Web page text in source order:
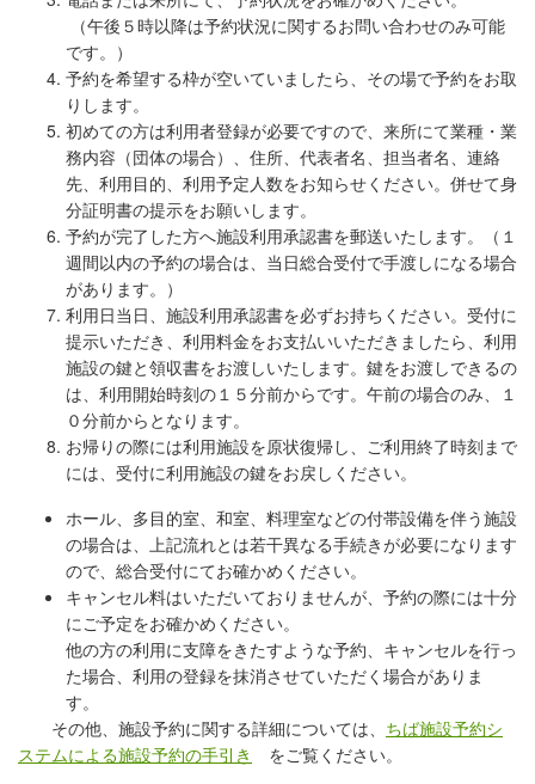
（午後５時以降は予約状況に関するお問い合わせのみ可能
です。）
予約を希望する枠が空いていましたら、その場で予約をお取
りします。
初めての方は利用者登録が必要ですので、来所にて業種・業
務内容（団体の場合）、 住所、代表者名、担当者名、連絡
先、利用目的、利用予定人数をお知らせください。併せて身
分証明書の提示をお願いします。
予約が完了した方へ施設利用承認書を郵送いたします。（１
週間以内の予約の場合は、当日総合受付で手渡しになる場合
があります。）
利用日当日、 施設利用承認書を必ずお持ちください。 受付に
提示いただき、利用料金をお支払いいただきましたら、利用
施設の鍵と領収書をお渡しいたします。鍵をお渡しできるの
は、利用開始時刻の１５分前からです。午前の場合のみ、
１
０分前からとなります。
お帰りの際には利用施設を原状復帰し、 ご利用終了時刻まで
には、受付に利用施設の鍵をお戻しください。
ホール、多目的室、和室、料理室などの付帯設備を伴う施設
の場合は、上記流れとは若干異なる手続きが必要になります
ので、総合受付にてお確かめください。
キャンセル料はいただいておりませんが、予約の際には十分
にご予定をお確かめください。
他の方の利用に支障をきたすような予約、キャンセルを行っ
た場合、利用の登録を抹消させていただく場合がありま
す。
その他、施設予約に関する詳細については、 ちば施設予約シ
ステムによる施設予約の手引き
をご覧ください。